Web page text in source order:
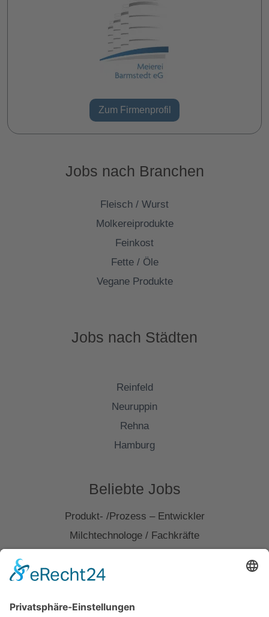
Zum Firmenprofil
Jobs nach Branchen
Fleisch / Wurst
Molkereiprodukte
Feinkost
Fette / Öle
Vegane Produkte
Jobs nach Städten
Reinfeld
Neuruppin
Rehna
Hamburg
Beliebte Jobs
Produkt- /Prozess – Entwickler
Milchtechnologe / Fachkräfte
Assitenz Qualitätssicherung